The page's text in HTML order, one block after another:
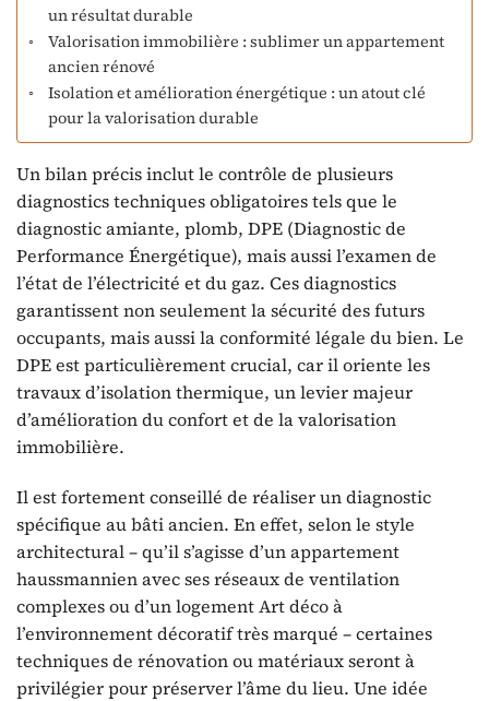
un résultat durable
Valorisation immobilière : sublimer un appartement
ancien rénové
Isolation et amélioration énergétique : un atout clé
pour la valorisation durable
Un bilan précis inclut le contrôle de plusieurs
diagnostics techniques obligatoires tels que le
diagnostic amiante, plomb, DPE (Diagnostic de
Performance Énergétique), mais aussi l’examen de
l’état de l’électricité et du gaz. Ces diagnostics
garantissent non seulement la sécurité des futurs
occupants, mais aussi la conformité légale du bien. Le
DPE est particulièrement crucial, car il oriente les
travaux d’isolation thermique, un levier majeur
d’amélioration du confort et de la valorisation
immobilière.
Il est fortement conseillé de réaliser un diagnostic
spécifique au bâti ancien. En effet, selon le style
architectural – qu’il s’agisse d’un appartement
haussmannien avec ses réseaux de ventilation
complexes ou d’un logement Art déco à
l’environnement décoratif très marqué – certaines
techniques de rénovation ou matériaux seront à
privilégier pour préserver l’âme du lieu. Une idée